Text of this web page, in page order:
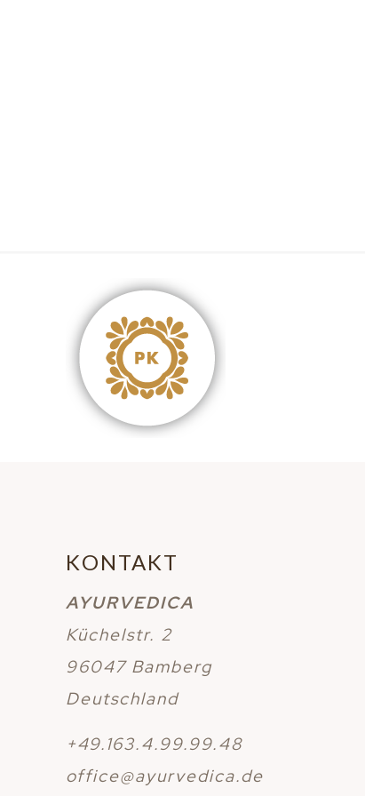
KONTAKT
AYURVEDICA
Küchelstr. 2
96047 Bamberg
Deutschland
+49.163.4.99.99.48
office@ayurvedica.de